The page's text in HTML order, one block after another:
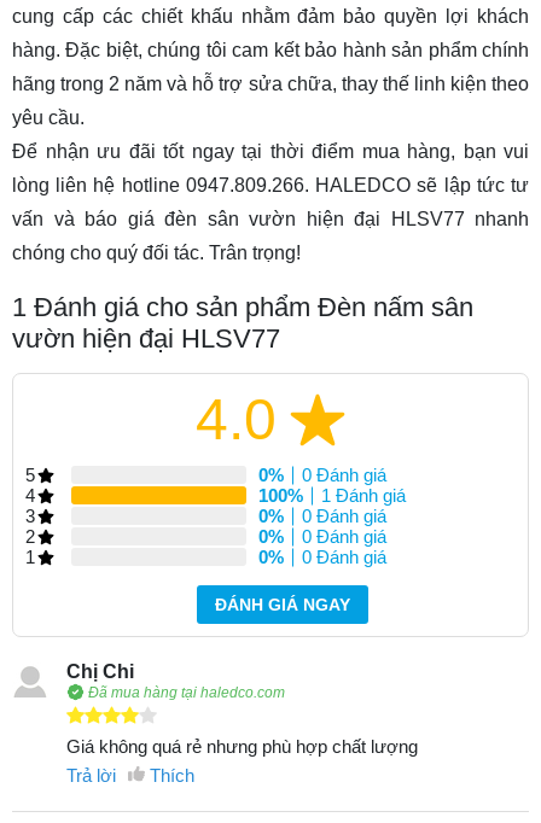
cung cấp các chiết khấu nhằm đảm bảo quyền lợi khách
hàng. Đặc biệt, chúng tôi cam kết bảo hành sản phẩm chính
hãng trong 2 năm và hỗ trợ sửa chữa, thay thế linh kiện theo
yêu cầu.
Để nhận ưu đãi tốt ngay tại thời điểm mua hàng, bạn vui
lòng liên hệ hotline 0947.809.266. HALEDCO sẽ lập tức tư
vấn và báo giá đèn sân vườn hiện đại HLSV77 nhanh
chóng cho quý đối tác. Trân trọng!
1 Đánh giá cho sản phẩm Đèn nấm sân
vườn hiện đại HLSV77
4.0
5 0%
0 Đánh giá
4
100%
1 Đánh giá
3
0%
0 Đánh giá
2
0%
0 Đánh giá
1
0% 0 Đánh giá
ĐÁNH GIÁ NGAY
Chị Chi
Đã mua hàng tại haledco.com
Giá không quá rẻ nhưng phù hợp chất lượng
Trả lời
Thích